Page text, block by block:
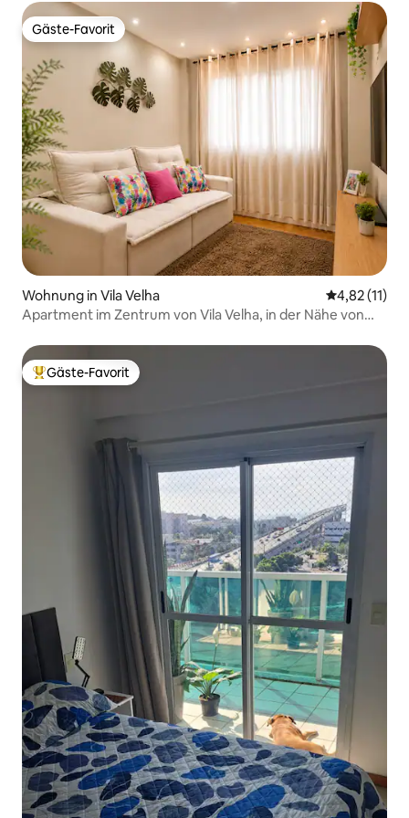
Gäste-Favorit
Gäste-Favorit
Wohnung in Vila Velha
4,82 (11)
Apartment im Zentrum von Vila Velha, in der Nähe von
Beliebter Gäste-Favorit.
Gäste-Favorit